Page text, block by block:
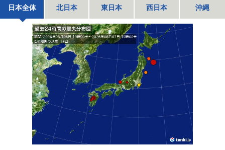
日本全体 北日本 東日本 西日本 沖縄